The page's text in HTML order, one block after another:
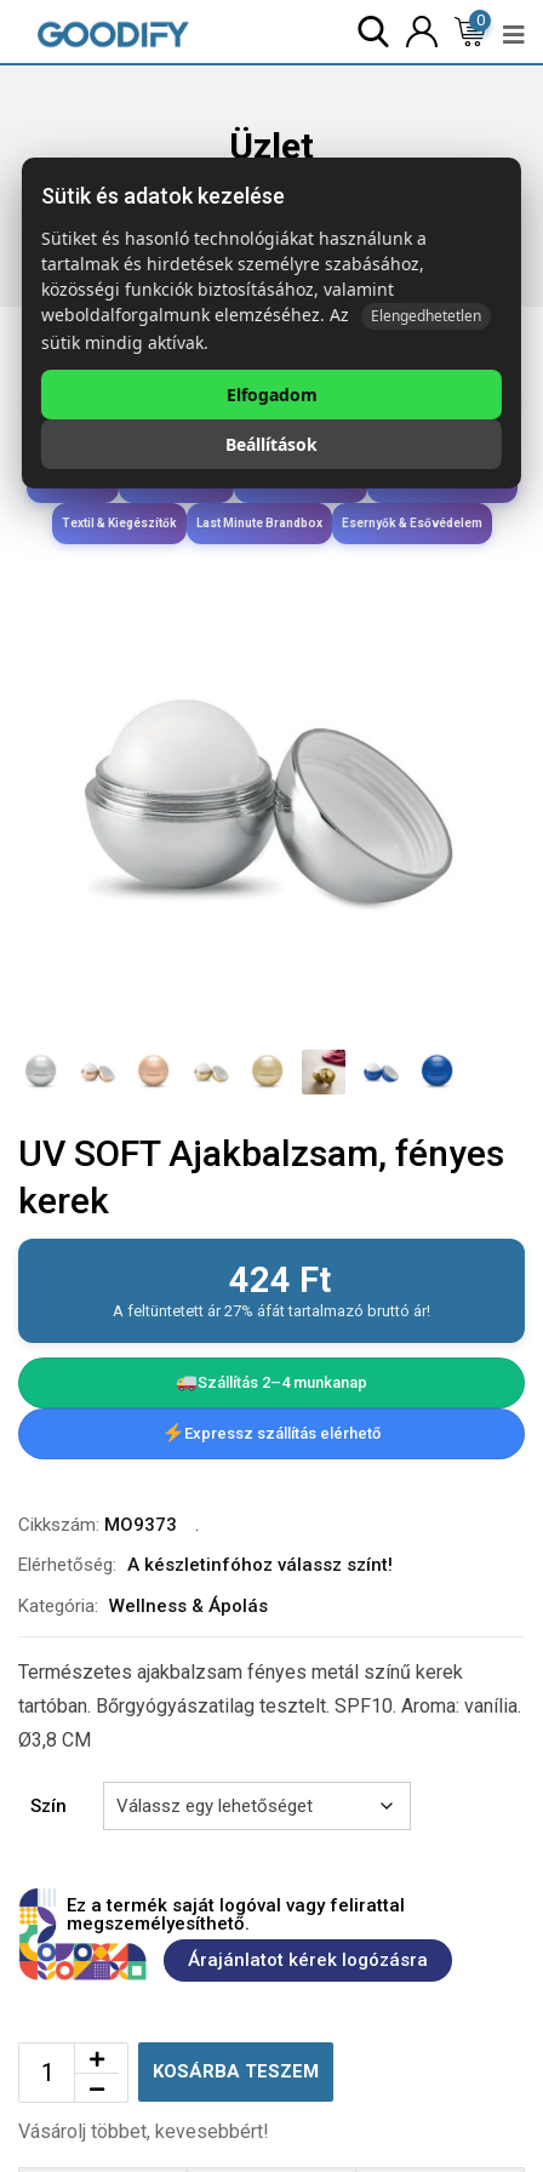
0
Üzlet
Főoldal Termékek Wellness & Ápolás
Ajakbalzsam, fényes kerek
Étkezés & Ivás
Wellness & Ápolás
Textil & Kiegészítők Last Minute Brandbox Esernyők & Esővédelem
UV SOFT Ajakbalzsam, fényes
kerek
424 Ft
A feltüntetett ár 27% áfát tartalmazó bruttó ár!
Szállítás 2–4 munkanap
Expressz szállítás elérhető
Cikkszám: MO9373
Elérhetőség: A készletinfóhoz válassz színt!
Kategória: Wellness & Ápolás
Természetes ajakbalzsam fényes metál színű kerek
tartóban. Bőrgyógyászatilag tesztelt. SPF10. Aroma: vanília.
Ø3,8 CM
Szín
Ez a termék saját logóval vagy felirattal
megszemélyesíthető.
Árajánlatot kérek logózásra
KOSÁRBA TESZEM
Vásárolj többet, kevesebbért!
Sütik és adatok kezelése
Sütiket és hasonló technológiákat használunk a
tartalmak és hirdetések személyre szabásához,
közösségi funkciók biztosításához, valamint
weboldalforgalmunk elemzéséhez. Az
Elengedhetetlen
sütik mindig aktívak.
Elfogadom
Beállítások